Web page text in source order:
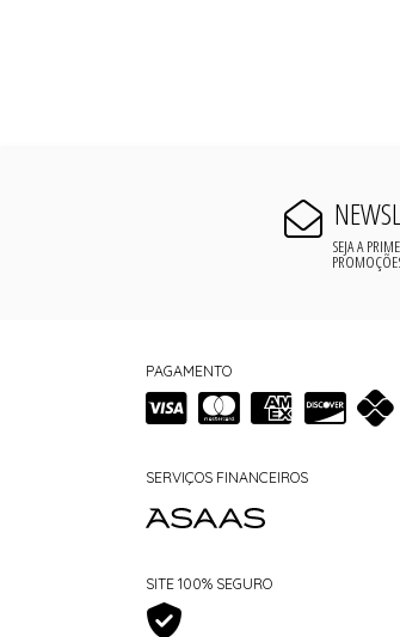
SEJA A
PAGAMENTO
SERVIÇOS FINANCEIROS
SITE 100% SEGURO